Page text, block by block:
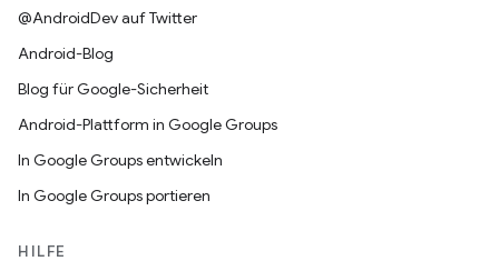
@AndroidDev auf Twitter
Android-Blog
Blog für Google-Sicherheit
Android-Plattform in Google Groups
In Google Groups entwickeln
In Google Groups portieren
HILFE